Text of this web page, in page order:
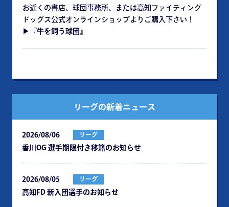
お近くの書店、球団事務所、または高知ファイティング
ドッグス公式オンラインショップよりご購入下さい！
▶︎
『牛を飼う球団』
リーグの新着ニュース
2026/08/06 リーグ
⾹川OG 選⼿期限付き移籍のお知らせ
2026/08/05 リーグ
⾼知FD 新⼊団選⼿のお知らせ